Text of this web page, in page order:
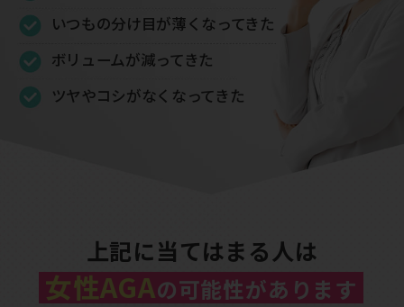
いつもの分け目が薄くなってきた
ボリュームが減ってきた
ツヤやコシがなくなってきた
上記に当てはまる人は
女性AGAの可能性があります